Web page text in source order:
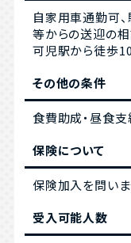
自家用車通勤可
等からの送迎の
可児駅から徒歩
その他の条件
食費助成・昼食支
保険について
保険加入を問い
受入可能人数